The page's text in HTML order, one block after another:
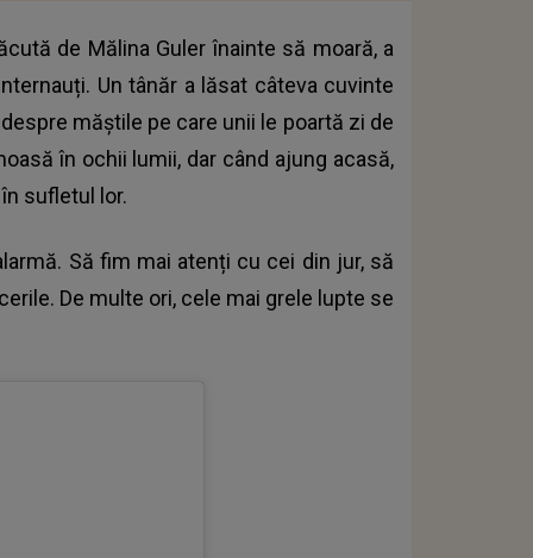
de Mălina Guler înainte să moară, a
Un tânăr a lăsat câteva cuvinte
măștile pe care unii le poartă zi de
în ochii lumii, dar când ajung acasă,
sufletul lor.
Să fim mai atenți cu cei din jur, să
De multe ori, cele mai grele lupte se